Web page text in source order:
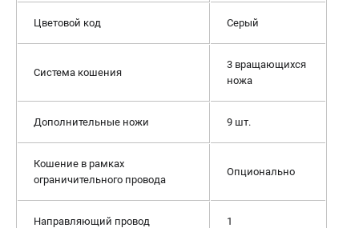
Цветовой код Серый
Система кошения
3 вращающихся
ножа
Дополнительные ножи 9 шт.
Кошение в рамках
ограничительного провода
Опционально
Направляющий провод 1